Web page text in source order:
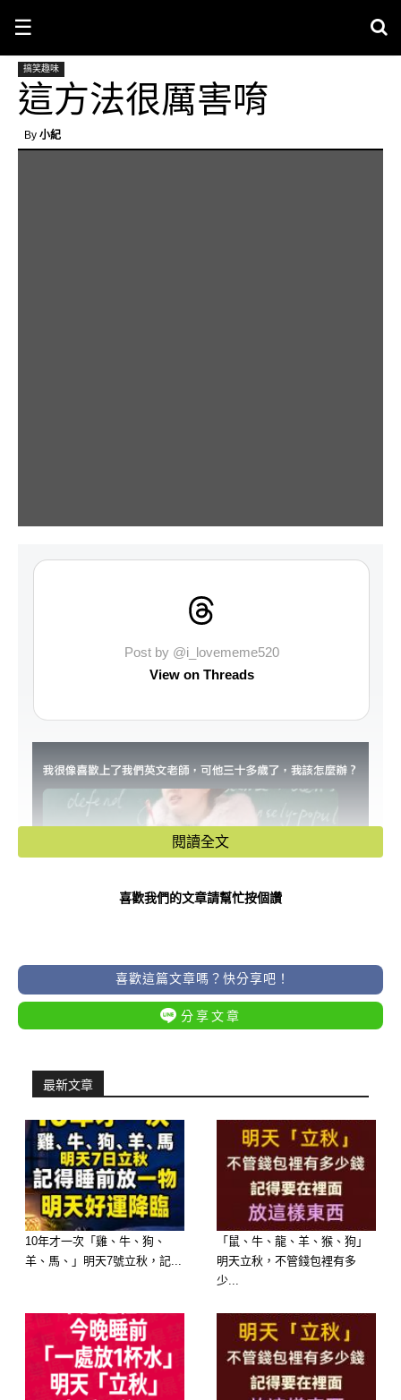
☰
搞笑趣味
這方法很厲害唷
By 小紀
Post by @i_lovememe520
View on Threads
–
–
–
–
閱讀全文
喜歡我們的文章請幫忙按個讚
喜歡這篇文章嗎？快分享吧！
分享文章
最新文章
10年才一次「雞、牛、狗、
羊、馬、」明天7號立秋，記...
「鼠、牛、龍、羊、猴、狗」
明天立秋，不管錢包裡有多
少...